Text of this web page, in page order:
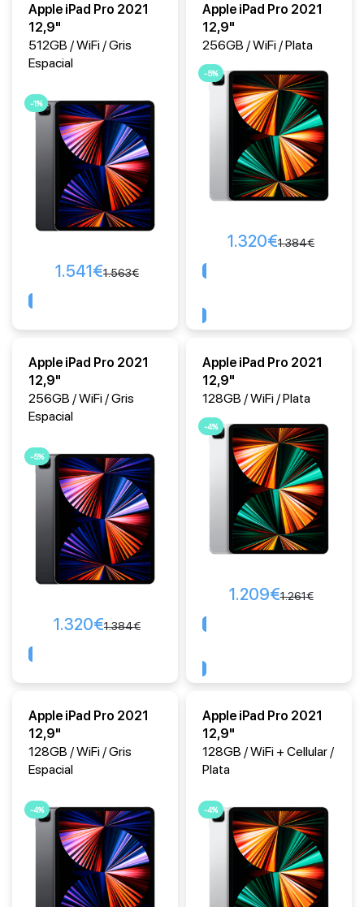
Apple iPad Pro 2021
12,9"
512GB / WiFi / Gris
Espacial
-1%
1.563€
1.541€
Apple iPad Pro 2021
12,9"
256GB / WiFi / Plata
-5%
1.384€
1.320€
Apple iPad Pro 2021
12,9"
256GB / WiFi / Gris
Espacial
-5%
1.384€
1.320€
Apple iPad Pro 2021
12,9"
128GB / WiFi / Plata
-4%
1.261€
1.209€
Apple iPad Pro 2021
12,9"
128GB / WiFi / Gris
Espacial
-4%
Apple iPad Pro 2021
12,9"
128GB / WiFi + Cellular /
Plata
-4%